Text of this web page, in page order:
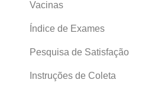
Vacinas
Índice de Exames
Pesquisa de Satisfação
Instruções de Coleta